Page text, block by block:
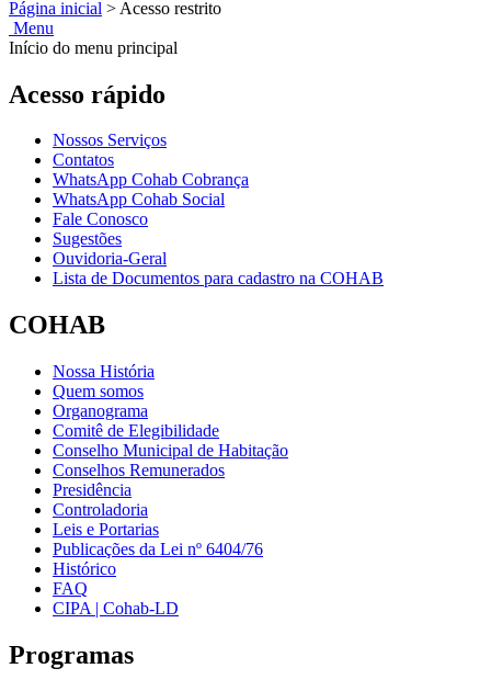
Página inicial > Acesso restrito
Menu
Início do menu principal
Acesso rápido
Nossos Serviços
Contatos
WhatsApp Cohab Cobrança
WhatsApp Cohab Social
Fale Conosco
Sugestões
Ouvidoria-Geral
Lista de Documentos para cadastro na COHAB
COHAB
Nossa História
Quem somos
Organograma
Comitê de Elegibilidade
Conselho Municipal de Habitação
Conselhos Remunerados
Presidência
Controladoria
Leis e Portarias
Publicações da Lei nº 6404/76
Histórico
FAQ
CIPA | Cohab-LD
Programas